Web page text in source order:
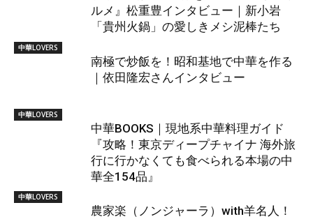
ルメ』松重豊インタビュー｜新小岩
「貴州火鍋」の愛しきメシ泥棒たち
中華LOVERS
南極で炒飯を！昭和基地で中華を作る
｜依田隆宏さんインタビュー
中華LOVERS
中華BOOKS｜現地系中華料理ガイド
『攻略！東京ディープチャイナ 海外旅
行に行かなくても食べられる本場の中
華全154品』
中華LOVERS
農家楽（ノンジャーラ）with羊名人！